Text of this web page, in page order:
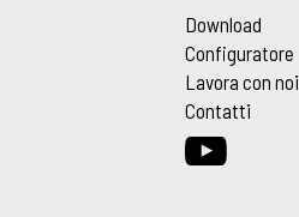
Download
Configuratore
Lavora con noi
Contatti